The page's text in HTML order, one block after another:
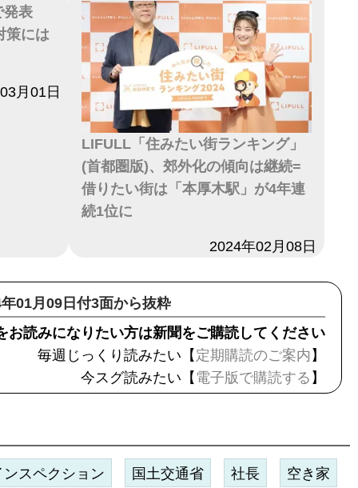
発表
策には
月01日
LIFULL「住みたい街ランキング」
(首都圏版)、郊外化の傾向は継続=
借りたい街は「本厚木駅」が4年連
続1位に
2024年02月08日
01月09日付3面から抜粋
お読みになりたい方は新聞をご購読してください
毎週じっくり読みたい【 定期購読のご案内 】
今スグ読みたい【 電子版で購読する 】
ンスペクション 国土交通省 社長 空き家